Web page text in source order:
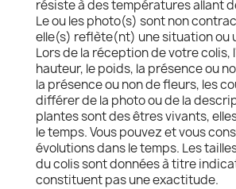
résiste à des températures allant
Le ou les photo(s) sont non
elle(s) reflète(nt) une situation ou
Lors de la réception de votre colis,
hauteur, le poids, la présence ou
la présence ou non de fleurs, les
différer de la photo ou de la
plantes sont des êtres vivants,
le temps. Vous pouvez et vous
évolutions dans le temps. Les
du colis sont données à titre
constituent pas une exactitude.